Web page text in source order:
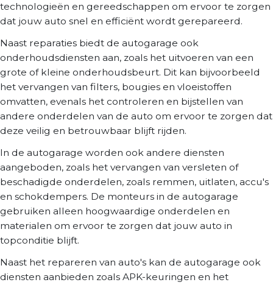
technologieën en gereedschappen om ervoor te zorgen
dat jouw auto snel en efficiënt wordt gerepareerd.
Naast reparaties biedt de autogarage ook
onderhoudsdiensten aan, zoals het uitvoeren van een
grote of kleine onderhoudsbeurt. Dit kan bijvoorbeeld
het vervangen van filters, bougies en vloeistoffen
omvatten, evenals het controleren en bijstellen van
andere onderdelen van de auto om ervoor te zorgen dat
deze veilig en betrouwbaar blijft rijden.
In de autogarage worden ook andere diensten
aangeboden, zoals het vervangen van versleten of
beschadigde onderdelen, zoals remmen, uitlaten, accu's
en schokdempers. De monteurs in de autogarage
gebruiken alleen hoogwaardige onderdelen en
materialen om ervoor te zorgen dat jouw auto in
topconditie blijft.
Naast het repareren van auto's kan de autogarage ook
diensten aanbieden zoals APK-keuringen en het